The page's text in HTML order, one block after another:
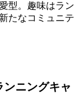
型。趣味はラン
たなコミュニテ
ニングキャ